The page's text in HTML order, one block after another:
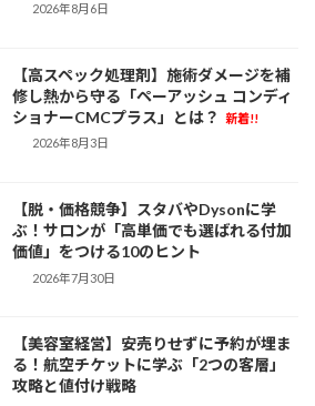
2026年8月6日
【高スペック処理剤】施術ダメージを補
修し熱から守る「ペーアッシュ コンディ
ショナーCMCプラス」とは？
新着!!
2026年8月3日
【脱・価格競争】スタバやDysonに学
ぶ！サロンが「高単価でも選ばれる付加
価値」をつける10のヒント
2026年7月30日
【美容室経営】安売りせずに予約が埋ま
る！航空チケットに学ぶ「2つの客層」
攻略と値付け戦略